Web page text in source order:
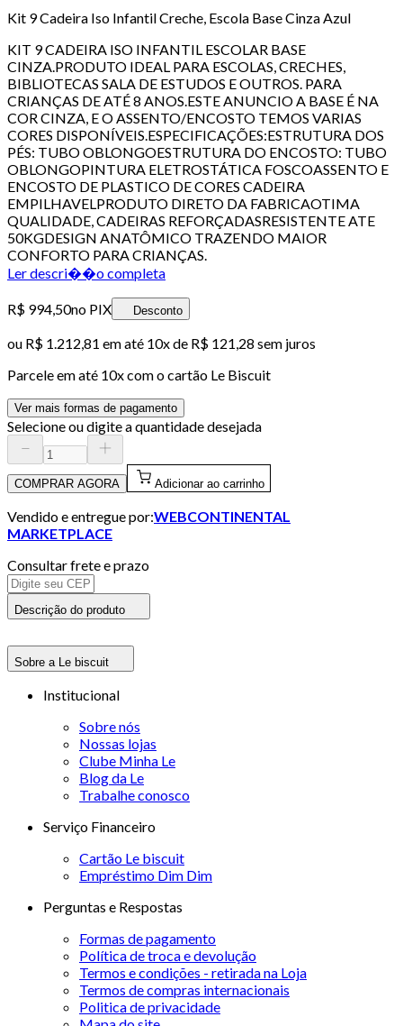
Kit 9 Cadeira Iso Infantil Creche, Escola Base Cinza Azul
KIT 9 CADEIRA ISO INFANTIL ESCOLAR BASE
CINZA.PRODUTO IDEAL PARA ESCOLAS, CRECHES,
BIBLIOTECAS SALA DE ESTUDOS E OUTROS. PARA
CRIANÇAS DE ATÉ 8 ANOS.ESTE ANUNCIO A BASE É NA
COR CINZA, E O ASSENTO/ENCOSTO TEMOS VARIAS
CORES DISPONÍVEIS.ESPECIFICAÇÕES:ESTRUTURA DOS
PÉS: TUBO OBLONGOESTRUTURA DO ENCOSTO: TUBO
OBLONGOPINTURA ELETROSTÁTICA FOSCOASSENTO E
ENCOSTO DE PLASTICO DE CORES CADEIRA
EMPILHAVELPRODUTO DIRETO DA FABRICAOTIMA
QUALIDADE, CADEIRAS REFORÇADASRESISTENTE ATE
50KGDESIGN ANATÔMICO TRAZENDO MAIOR
CONFORTO PARA CRIANÇAS.
Ler descri��o completa
R$ 994,50no PIX Desconto
ou R$ 1.212,81 em até 10x de R$ 121,28 sem juros
Parcele em até 10x com o cartão Le Biscuit
Ver mais formas de pagamento
Selecione ou digite a quantidade desejada
COMPRAR AGORA Adicionar ao carrinho
Vendido e entregue por:WEBCONTINENTAL
MARKETPLACE
Consultar frete e prazo
Descrição do produto
Sobre a Le biscuit
Institucional
Sobre nós
Nossas lojas
Clube Minha Le
Blog da Le
Trabalhe conosco
Serviço Financeiro
Cartão Le biscuit
Empréstimo Dim Dim
Perguntas e Respostas
Formas de pagamento
Política de troca e devolução
Termos e condições - retirada na Loja
Termos de compras internacionais
Politica de privacidade